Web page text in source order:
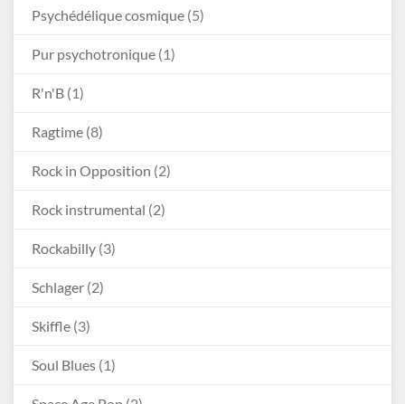
Psychédélique cosmique (5)
Pur psychotronique (1)
R'n'B (1)
Ragtime (8)
Rock in Opposition (2)
Rock instrumental (2)
Rockabilly (3)
Schlager (2)
Skiffle (3)
Soul Blues (1)